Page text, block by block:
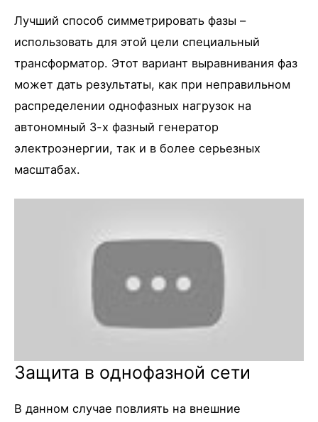
Лучший способ симметрировать фазы –
использовать для этой цели специальный
трансформатор. Этот вариант выравнивания фаз
может дать результаты, как при неправильном
распределении однофазных нагрузок на
автономный 3-х фазный генератор
электроэнергии, так и в более серьезных
масштабах.
Защита в однофазной сети
В данном случае повлиять на внешние